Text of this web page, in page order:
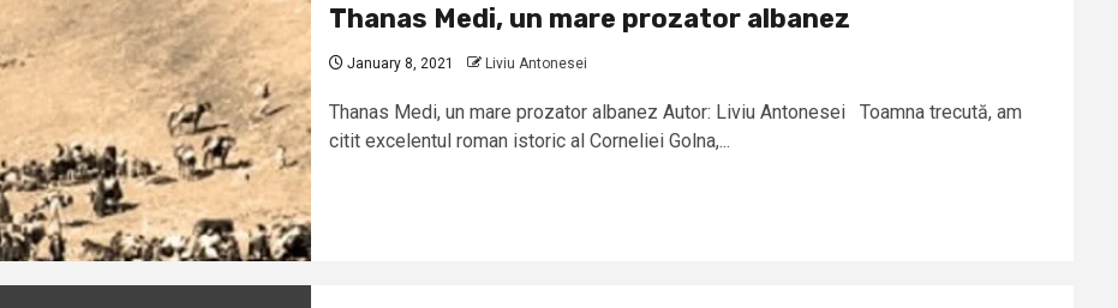
Thanas Medi, un mare prozator albanez
January 8, 2021 Liviu Antonesei
Thanas Medi, un mare prozator albanez Autor: Liviu Antonesei Toamna trecută, am
citit excelentul roman istoric al Corneliei Golna,...